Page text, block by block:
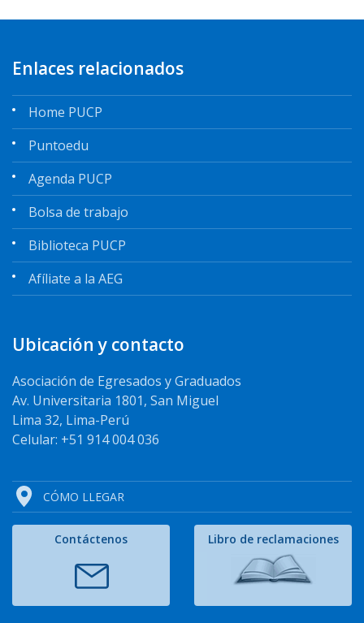
Enlaces relacionados
Home PUCP
Puntoedu
Agenda PUCP
Bolsa de trabajo
Biblioteca PUCP
Afíliate a la AEG
Ubicación y contacto
Asociación de Egresados y Graduados
Av. Universitaria 1801, San Miguel
Lima 32, Lima-Perú
Celular: +51 914 004 036
CÓMO LLEGAR
Contáctenos Libro de reclamaciones